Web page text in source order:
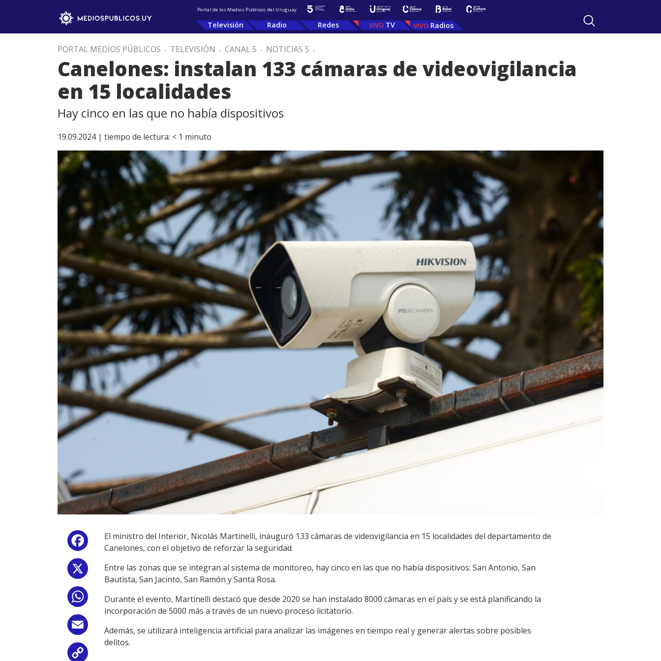
Portal de los Medios Públicos del Uruguay
Televisión Radio Redes TV Radios
PORTAL MEDIOS PÚBLICOS . TELEVISIÓN . CANAL 5 . NOTICIAS 5 .
Canelones: instalan 133 cámaras de videovigilancia
en 15 localidades
Hay cinco en las que no había dispositivos
19.09.2024 | tiempo de lectura: < 1 minuto
Facebook
WhatsApp
Email
El ministro del Interior, Nicolás Martinelli, inauguró 133 cámaras de videovigilancia en 15 localidades del departamento de
Canelones, con el objetivo de reforzar la seguridad.
Entre las zonas que se integran al sistema de monitoreo, hay cinco en las que no había dispositivos: San Antonio, San
Bautista, San Jacinto, San Ramón y Santa Rosa.
Durante el evento, Martinelli destacó que desde 2020 se han instalado 8000 cámaras en el país y se está planificando la
incorporación de 5000 más a través de un nuevo proceso licitatorio.
Además, se utilizará inteligencia artificial para analizar las imágenes en tiempo real y generar alertas sobre posibles
delitos.